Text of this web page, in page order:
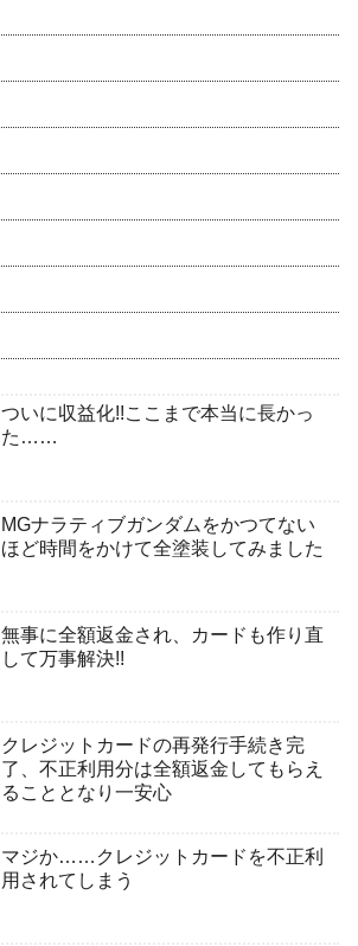
ついに収益化!!ここまで本当に長かっ
た……
MGナラティブガンダムをかつてない
ほど時間をかけて全塗装してみました
無事に全額返金され、カードも作り直
して万事解決!!
クレジットカードの再発行手続き完
了、不正利用分は全額返金してもらえ
ることとなり一安心
マジか……クレジットカードを不正利
用されてしまう